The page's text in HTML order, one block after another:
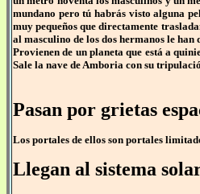
mundano pero tú habrás visto alguna
muy pequeños que directamente
al masculino de los dos hermanos le
Provienen de un planeta que está a
Sale la nave de Amboria con su
Pasan por grietas
Los portales de ellos son portales
Llegan al sistema